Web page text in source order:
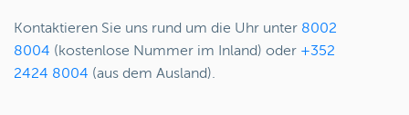
Kontaktieren Sie uns rund um die Uhr unter 8002
8004 (kostenlose Nummer im Inland) oder +352
2424 8004 (aus dem Ausland).